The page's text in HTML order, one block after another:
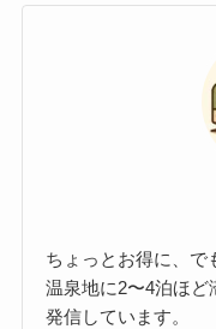
ちょっとお得に、で
温泉地に2〜4泊ほど
発信しています。